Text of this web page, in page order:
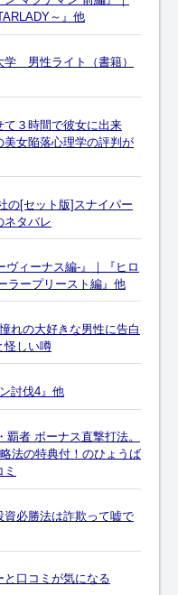
～』他
学 男性ライト（書籍）
３時間で彼女に出来
女陥落心理学の評判が
の[セット版]スナイパー
タバレ
ヴィーナス編‐』｜『ヒロ
ラープリースト編』他
れの大好きな男性に告白
怪しい噂
討伐4』他
者 ボーナス直撃打法。
法の特典付！のひょうば
必勝法は詐欺って嘘で
口コミが気になる